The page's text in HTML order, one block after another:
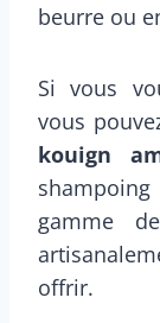
beurre ou
Si vous
vous
kouign
gamme
offrir.